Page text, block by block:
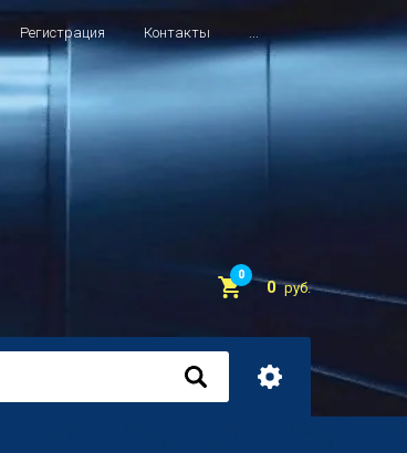
Регистрация Контакты ...
0
0 руб.